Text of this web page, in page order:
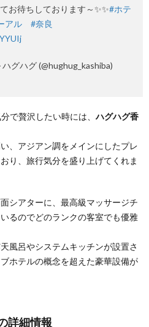
お待ちしております～✨✨#ホテ
アル
#奈良
グハグ (@hughug_kashiba)
で贅沢したい時には、ハグハグ香
、アジアン調をメインにしたプレ
り、旅行気分を盛り上げてくれま
シアターに、最高級マッサージチ
るのでどのランクの客室でも優雅
風呂やシステムキッチンが設置さ
ホテルの概念を超えた豪華設備が
詳細情報